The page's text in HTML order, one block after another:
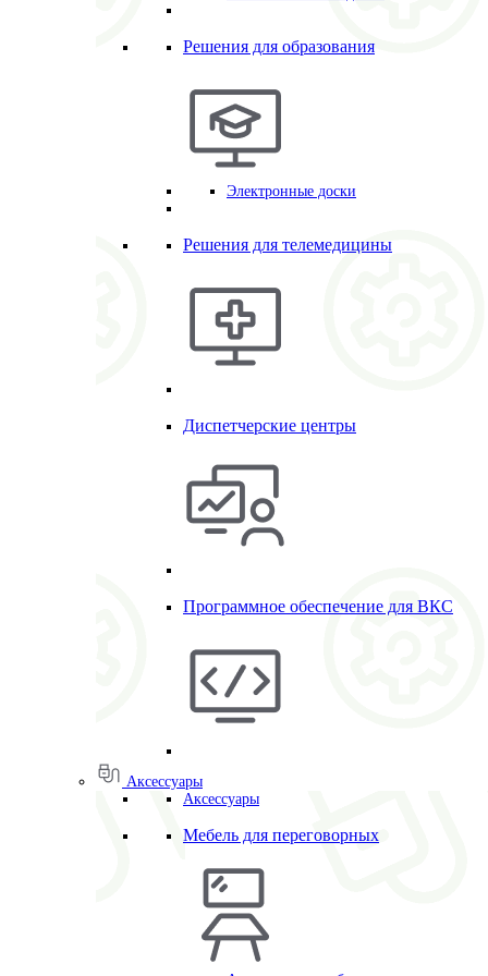
Решения для образования
Электронные доски
Решения для телемедицины
Диспетчерские центры
Программное обеспечение для ВКС
Аксессуары
Аксессуары
Мебель для переговорных